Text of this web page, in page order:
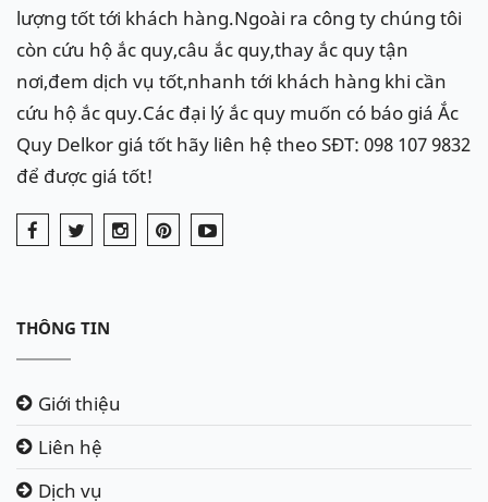
ắc quy xe RS5
Ắc quyDelkorcho xeAudi RS5:Din
60038 (100Ah)
lượng tốt tới khách hàng.Ngoài ra công ty chúng tôi
còn cứu hộ ắc quy,câu ắc quy,thay ắc quy tận
nơi,đem dịch vụ tốt,nhanh tới khách hàng khi cần
cứu hộ ắc quy.Các đại lý ắc quy muốn có báo giá Ắc
Quy Delkor giá tốt hãy liên hệ theo SĐT: 098 107 9832
để được giá tốt!
THÔNG TIN
Giới thiệu
Liên hệ
Dịch vụ